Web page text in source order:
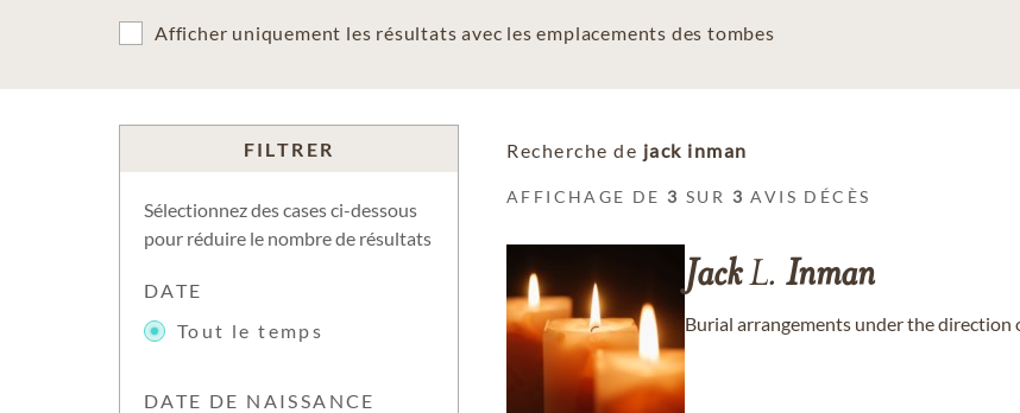
Afficher uniquement les résultats avec les emplacements des tombes
FILTRER
Sélectionnez des cases ci-dessous
pour réduire le nombre de résultats
DATE
Tout le temps
DATE DE NAISSANCE
Recherche de jack inman
AFFICHAGE DE 3 SUR 3 AVIS DÉCÈS
JackL. Inman
Burial arrangements under the direction